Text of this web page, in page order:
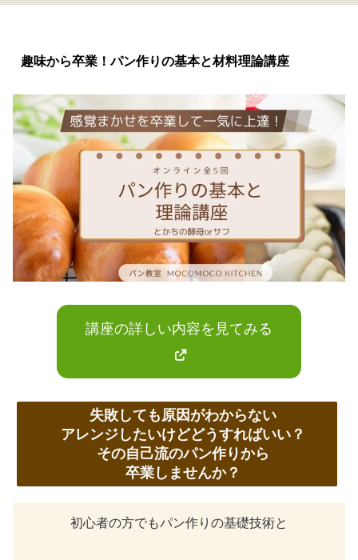
趣味から卒業！パン作りの基本と材料理論講座
講座の詳しい内容を見てみる
失敗しても原因がわからない
アレンジしたいけどどうすればいい？
その自己流のパン作りから
卒業しませんか？
初心者の方でもパン作りの基礎技術と